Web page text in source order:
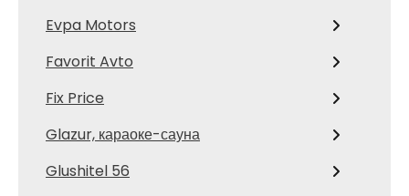
Evpa Motors
Favorit Avto
Fix Price
Glazur, караоке-сауна
Glushitel 56